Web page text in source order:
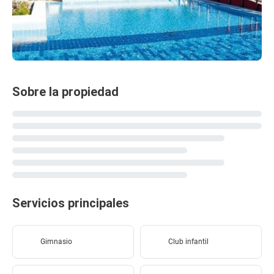
Sobre la propiedad
Servicios principales
Gimnasio Club infantil